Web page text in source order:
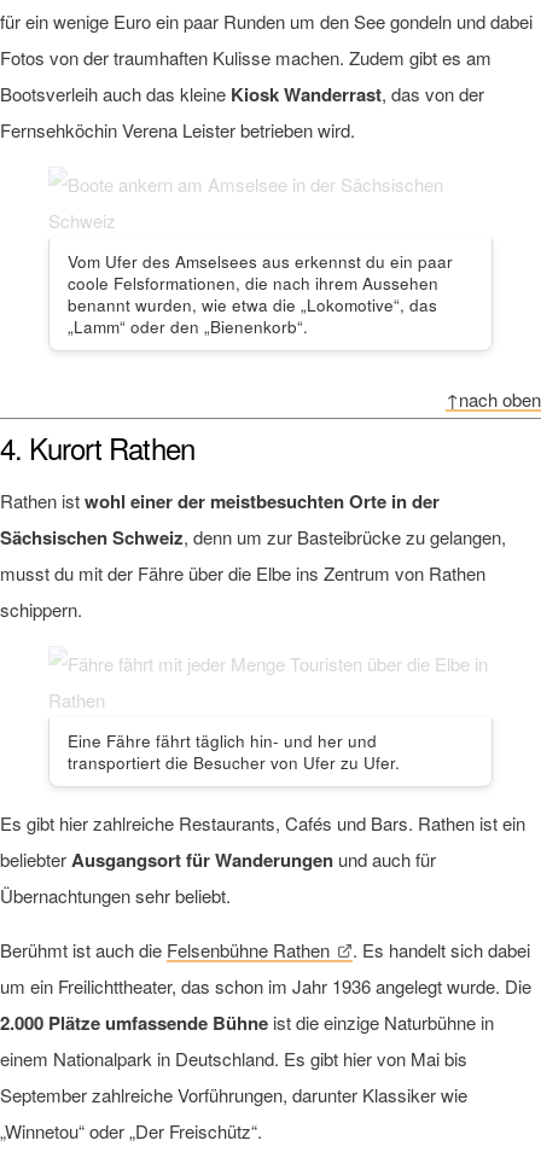
für ein wenige Euro ein paar Runden um den See gondeln und dabei
Fotos von der traumhaften Kulisse machen. Zudem gibt es am
Bootsverleih auch das kleine Kiosk Wanderrast, das von der
Fernsehköchin Verena Leister betrieben wird.
Vom Ufer des Amselsees aus erkennst du ein paar
coole Felsformationen, die nach ihrem Aussehen
benannt wurden, wie etwa die „Lokomotive“, das
„Lamm“ oder den „Bienenkorb“.
↑nach oben
4. Kurort Rathen
Rathen istwohl einer der meistbesuchten Orte in der
Sächsischen Schweiz, denn um zur Basteibrücke zu gelangen,
musst du mit der Fähre über die Elbe ins Zentrum von Rathen
schippern.
Eine Fähre fährt täglich hin- und her und
transportiert die Besucher von Ufer zu Ufer.
Es gibt hier zahlreiche Restaurants, Cafés und Bars. Rathen ist ein
beliebterAusgangsort für Wanderungen und auch für
Übernachtungen sehr beliebt.
Berühmt ist auch die Felsenbühne Rathen
. Es handelt sich dabei
um ein Freilichttheater, das schon im Jahr 1936 angelegt wurde. Die
2.000 Plätze umfassende Bühne ist die einzige Naturbühne in
einem Nationalpark in Deutschland. Es gibt hier von Mai bis
September zahlreiche Vorführungen, darunter Klassiker wie
„Winnetou“ oder „Der Freischütz“.